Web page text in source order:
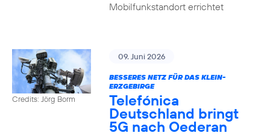
Mobilfunkstandort errichtet
Credits: Jörg Borm
09. Juni 2026
BESSERES NETZ FÜR DAS KLEIN-
ERZGEBIRGE
Telefónica
Deutschland bringt
5G nach Oederan